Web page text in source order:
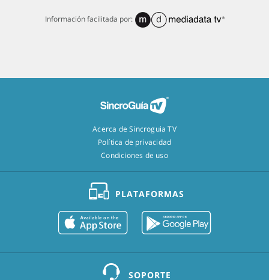
Información facilitada por:
Acerca de Sincroguia TV
Política de privacidad
Condiciones de uso
PLATAFORMAS
SOPORTE